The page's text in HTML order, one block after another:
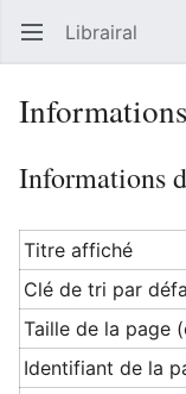
Ouvrir le menu principal Librairal
Informations
Titre affiché
Clé de tri par
Taille de la page
Identifiant de la